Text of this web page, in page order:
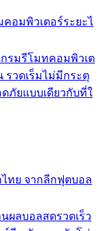
คอมพิวเตอร์ระยะไ
รมรีโมทคอมพิวเต
รวดเร็มไม่มีกระตุ
ภัยแบบเดียวกับที่ใ
ไทย จากลีกฟุตบอล
ผลบอลสดรวดเร็ว